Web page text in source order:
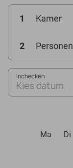
1 Kamer
2 Personen
Inchecken
Kies datum
Ma
Di